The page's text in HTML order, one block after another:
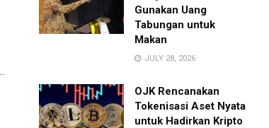
Gunakan Uang
Tabungan untuk
Makan
JULY 28, 2026
OJK Rencanakan
Tokenisasi Aset Nyata
untuk Hadirkan Kripto